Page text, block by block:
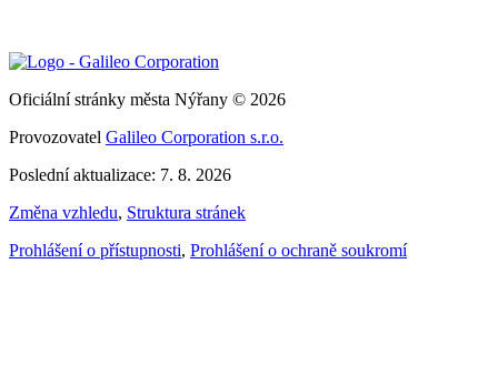
Oficiální stránky města Nýřany © 2026
Provozovatel Galileo Corporation s.r.o.
Poslední aktualizace: 7. 8. 2026
Změna vzhledu, Struktura stránek
Prohlášení o přístupnosti, Prohlášení o ochraně soukromí